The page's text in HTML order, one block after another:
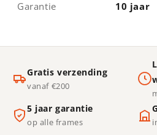
Garantie 10 jaar
Gratis verzending
vanaf €200
5 jaar garantie
op alle frames